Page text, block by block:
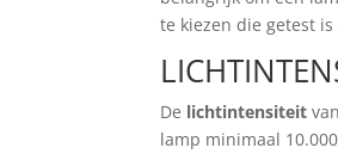
te kiezen die getest
De lichtintensiteit
lamp minimaal